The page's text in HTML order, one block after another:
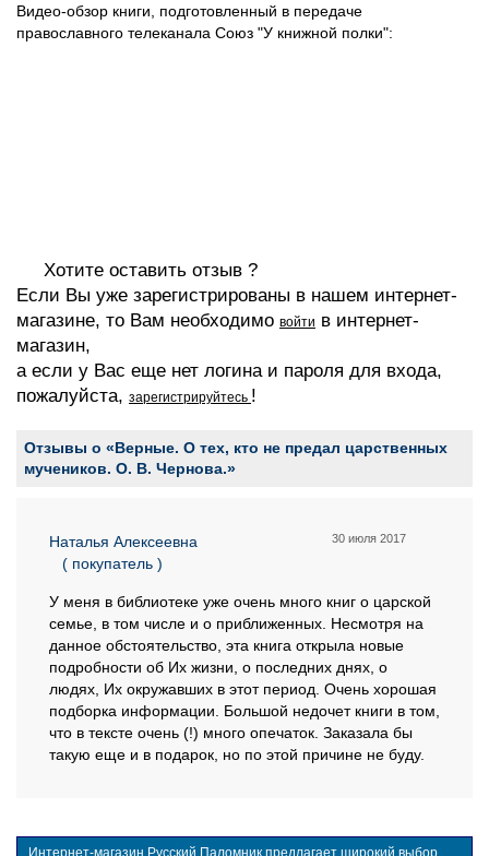
Видео-обзор книги, подготовленный в передаче
православного телеканала Союз "У книжной полки":
Хотите оставить отзыв ?
Если Вы уже зарегистрированы в нашем интернет-
магазине, то Вам необходимо войти в интернет-
магазин,
а если у Вас еще нет логина и пароля для входа,
пожалуйста, зарегистрируйтесь !
Отзывы о «Верные. О тех, кто не предал царственных
мучеников. О. В. Чернова.»
Наталья Алексеевна
( покупатель )
30 июля 2017
У меня в библиотеке уже очень много книг о царской
семье, в том числе и о приближенных. Несмотря на
данное обстоятельство, эта книга открыла новые
подробности об Их жизни, о последних днях, о
людях, Их окружавших в этот период. Очень хорошая
подборка информации. Большой недочет книги в том,
что в тексте очень (!) много опечаток. Заказала бы
такую еще и в подарок, но по этой причине не буду.
Интернет-магазин Русский Паломник предлагает широкий выбор